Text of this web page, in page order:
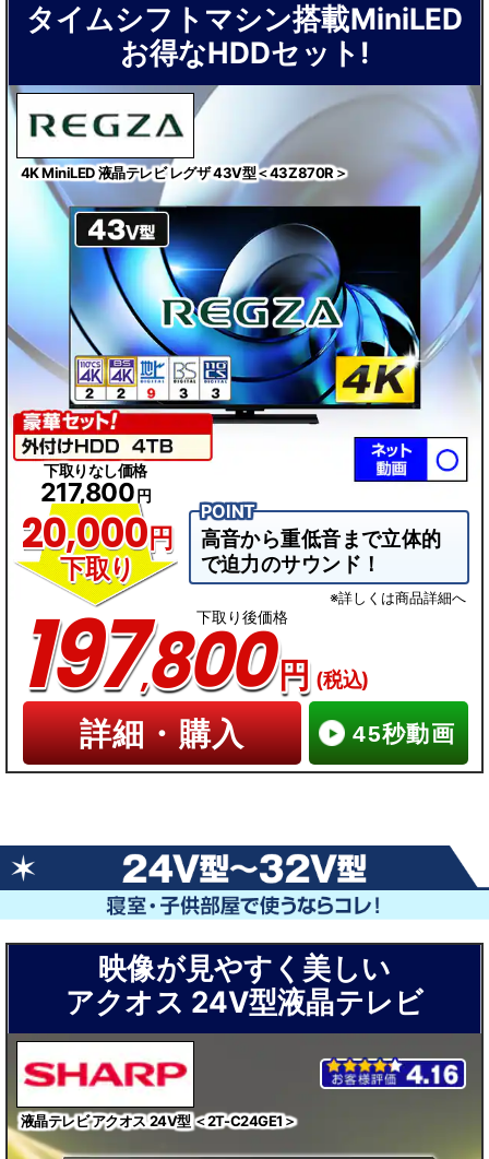
タイムシフトマシン搭載MiniLED
お得なHDDセット!
4K MiniLED 液晶テレビ レグザ 43V型＜43Z870R＞
高音から重低音まで立体的
で迫力のサウンド！
※詳しくは商品詳細へ
下取りなし価格
217,800円
20,000円
下取り
下取り後価格
197,800円 (税込)
詳細・購入 45秒動画
映像が見やすく美しい
アクオス 24V型液晶テレビ
液晶テレビ アクオス 24V型 ＜2T-C24GE1＞